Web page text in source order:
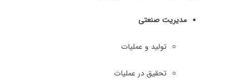
مدیریت صنعتی
ﺗﻮﻟﻴﺪ و ﻋﻤﻠﻴﺎت
ﺗﺤﻘﻴﻖ در ﻋﻤﻠﻴﺎت